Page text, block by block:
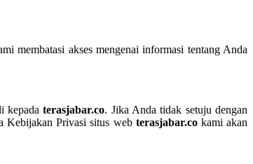
membatasi akses mengenai informasi tentang Anda
kepadaterasjabar.co. Jika Anda tidak setuju dengan
Kebijakan Privasi situs web terasjabar.cokami akan